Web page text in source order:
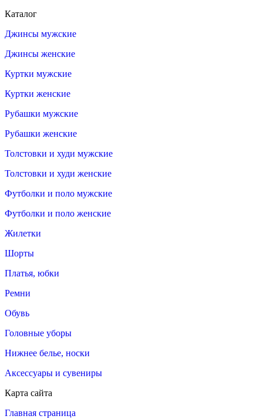
Каталог
Джинсы мужские
Джинсы женские
Куртки мужские
Куртки женские
Рубашки мужские
Рубашки женские
Толстовки и худи мужские
Толстовки и худи женские
Футболки и поло мужские
Футболки и поло женские
Жилетки
Шорты
Платья, юбки
Ремни
Обувь
Головные уборы
Нижнее белье, носки
Аксессуары и сувениры
Карта сайта
Главная страница